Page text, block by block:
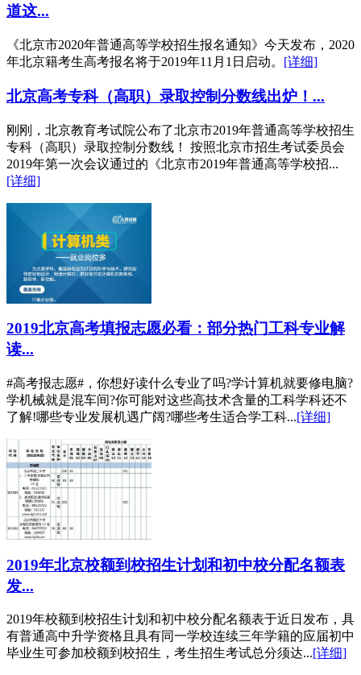
道这...
《北京市2020年普通高等学校招生报名通知》今天发布，2020
年北京籍考生高考报名将于2019年11月1日启动。 [详细]
北京高考专科（高职）录取控制分数线出炉！...
刚刚，北京教育考试院公布了北京市2019年普通高等学校招生
专科（高职）录取控制分数线！ 按照北京市招生考试委员会
2019年第一次会议通过的《北京市2019年普通高等学校招...
[详细]
2019北京高考填报志愿必看：部分热门工科专业解
读...
#高考报志愿#，你想好读什么专业了吗?学计算机就要修电脑?
学机械就是混车间?你可能对这些高技术含量的工科学科还不
了解!哪些专业发展机遇广阔?哪些考生适合学工科...[详细]
2019年北京校额到校招生计划和初中校分配名额表
发...
2019年校额到校招生计划和初中校分配名额表于近日发布，具
有普通高中升学资格且具有同一学校连续三年学籍的应届初中
毕业生可参加校额到校招生，考生招生考试总分须达...[详细]